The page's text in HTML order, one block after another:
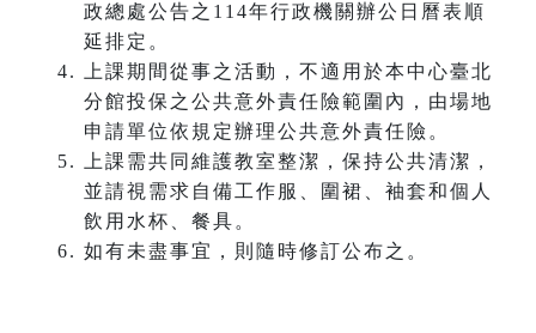
政總處公告之114年行政機關辦公日曆表順
延排定。
上課期間從事之活動，不適用於本中心臺北
分館投保之公共意外責任險範圍內，由場地
申請單位依規定辦理公共意外責任險。
上課需共同維護教室整潔，保持公共清潔，
並請視需求自備工作服、圍裙、袖套和個人
飲用水杯、餐具。
如有未盡事宜，則隨時修訂公布之。